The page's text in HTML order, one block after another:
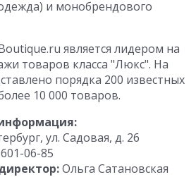
и монобрендового
является лидером на
товаров класса "Люкс". На
порядка 200 известных
10 000 товаров.
ул. Садовая, д. 26
06-85
Ольга Сатановская